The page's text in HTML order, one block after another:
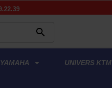

UNIVERS KTM